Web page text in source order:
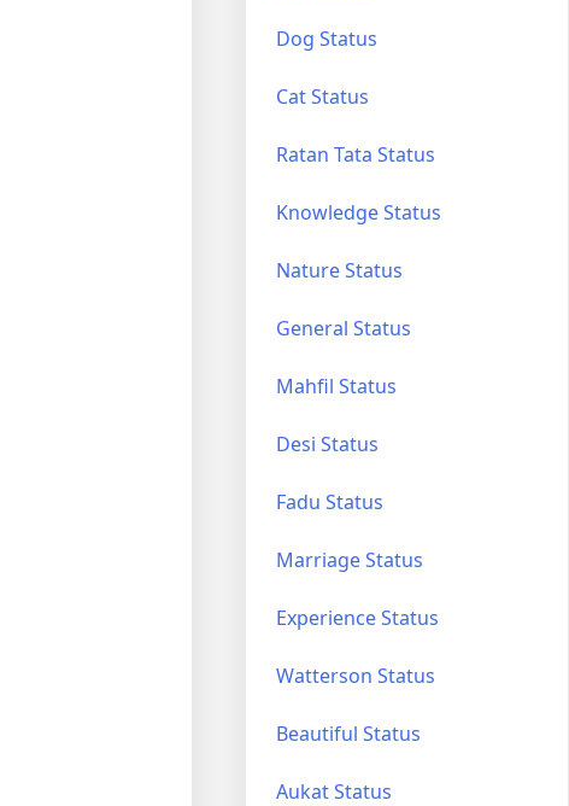
Dog Status
Cat Status
Ratan Tata Status
Knowledge Status
Nature Status
General Status
Mahfil Status
Desi Status
Fadu Status
Marriage Status
Experience Status
Watterson Status
Beautiful Status
Aukat Status